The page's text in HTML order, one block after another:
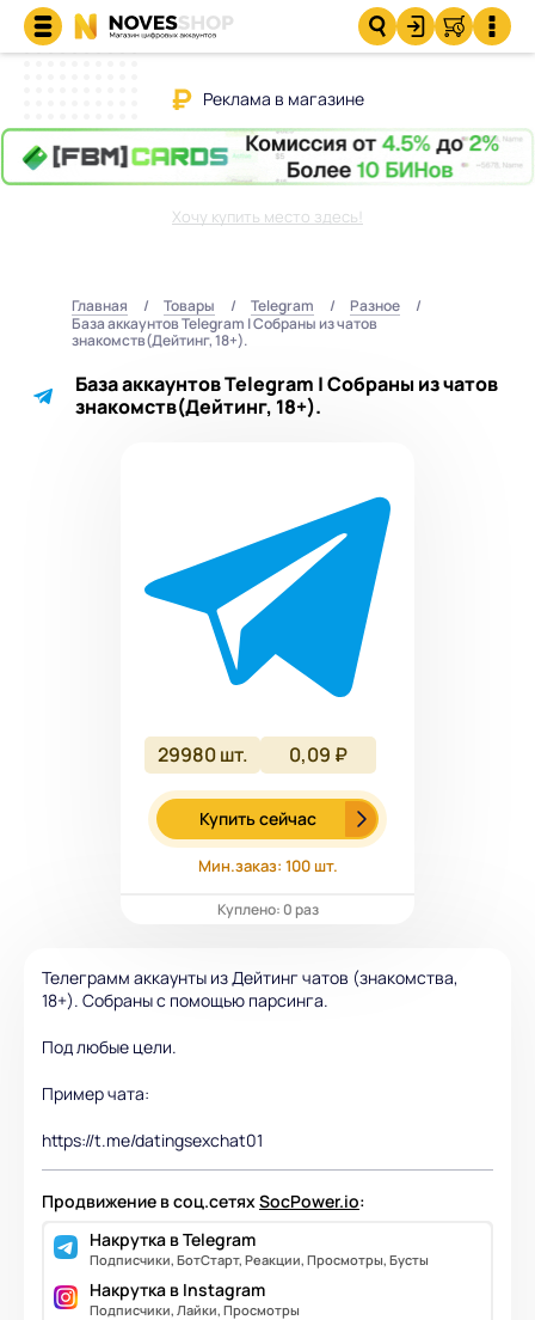
Реклама в магазине
Хочу купить место здесь!
Главная Товары Telegram
Разное
База аккаунтов Telegram | Собраны из чатов
знакомств(Дейтинг, 18+).
База аккаунтов Telegram | Собраны из чатов
знакомств(Дейтинг, 18+).
29980 шт. 0,09 ₽
Купить сейчас
Мин.заказ: 100 шт.
Куплено: 0 раз
Телеграмм аккаунты из Дейтинг чатов (знакомства,
18+). Собраны с помощью парсинга.
Под любые цели.
Пример чата:
https://t.me/datingsexchat01
Продвижение в соц.сетяхSocPower.io:
Накрутка в Telegram
Подписчики, БотСтарт, Реакции, Просмотры, Бусты
Накрутка в Instagram
Подписчики, Лайки, Просмотры